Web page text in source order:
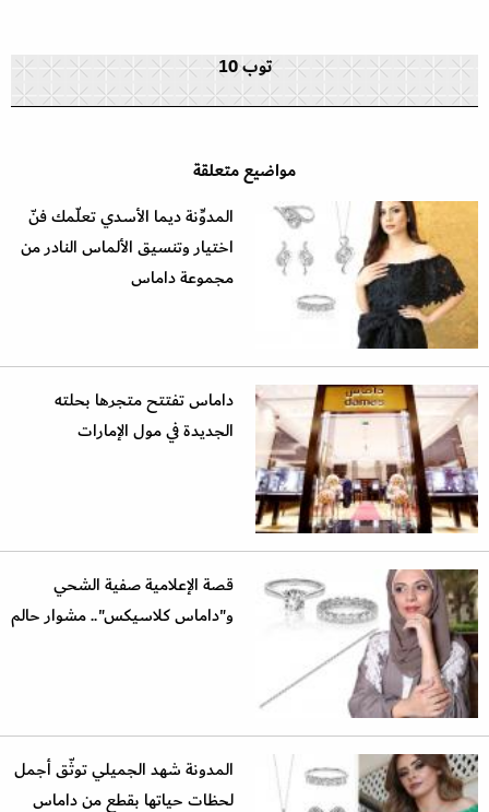
توب 10
مواضيع متعلقة
المدوِّنة ديما الأسدي تعلّمك فنّ
اختيار وتنسيق الألماس النادر من
مجموعة داماس
داماس تفتتح متجرها بحلته
الجديدة في مول الإمارات
قصة الإعلامية صفية الشحي
و"داماس كلاسيكس".. مشوار حالم
المدونة شهد الجميلي توثّق أجمل
لحظات حياتها بقطع من داماس